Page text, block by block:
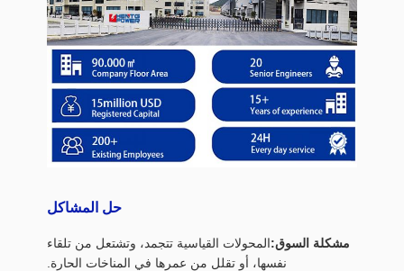
حل المشاكل
مشكلة السوق:المحولات القياسية تتجمد، وتشتعل من تلقاء
نفسها، أو تقلل من عمرها في المناخات الحارة.